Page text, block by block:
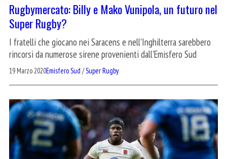
Rugbymercato: Billy e Mako Vunipola, un futuro nel
Super Rugby?
I fratelli che giocano nei Saracens e nell'Inghilterra sarebbero
rincorsi da numerose sirene provenienti dall'Emisfero Sud
19 Marzo 2020Emisfero Sud /Super Rugby